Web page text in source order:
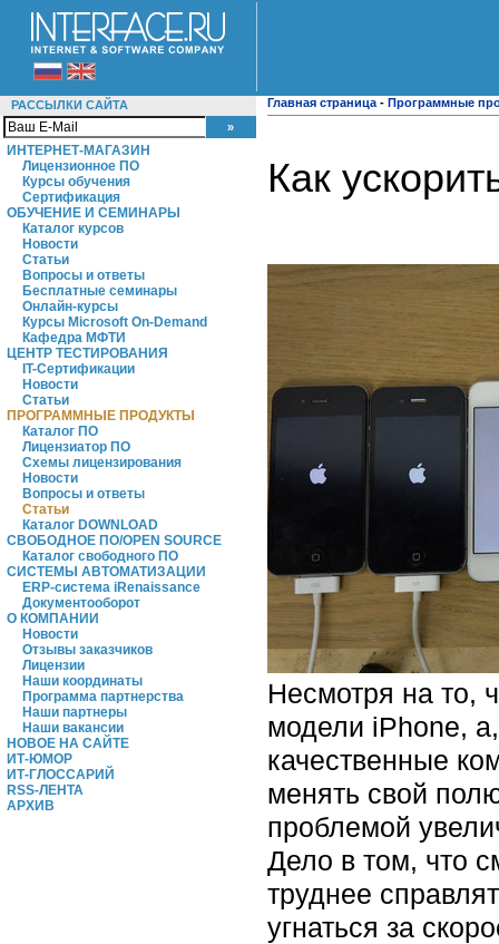
РАССЫЛКИ САЙТА
ИНТЕРНЕТ-МАГАЗИН
Лицензионное ПО
Курсы обучения
Сертификация
ОБУЧЕНИЕ И СЕМИНАРЫ
Каталог курсов
Новости
Статьи
Вопросы и ответы
Бесплатные семинары
Онлайн-курсы
Курсы Microsoft On-Demand
Кафедра МФТИ
ЦЕНТР ТЕСТИРОВАНИЯ
IT-Сертификации
Новости
Статьи
ПРОГРАММНЫЕ ПРОДУКТЫ
Каталог ПО
Лицензиатор ПО
Схемы лицензирования
Новости
Вопросы и ответы
Статьи
Каталог DOWNLOAD
СВОБОДНОЕ ПО/OPEN SOURCE
Каталог свободного ПО
СИСТЕМЫ АВТОМАТИЗАЦИИ
ERP-система iRenaissance
Документооборот
О КОМПАНИИ
Новости
Отзывы заказчиков
Лицензии
Наши координаты
Программа партнерства
Наши партнеры
Наши вакансии
НОВОЕ НА САЙТЕ
ИТ-ЮМОР
ИТ-ГЛОССАРИЙ
RSS-ЛЕНТА
АРХИВ
Главная страница - Программные
Как
Несмотря на то,
модели iPhone,
качественные
менять свой
проблемой
Дело в том, что
труднее
угнаться за